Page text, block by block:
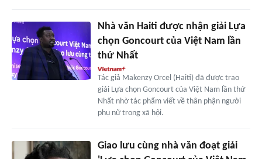
Nhà văn Haiti được nhận giải Lựa
chọn Goncourt của Việt Nam lần
thứ Nhất
Tác giả Makenzy Orcel (Haiti) đã được trao
giải Lựa chọn Goncourt của Việt Nam lần thứ
Nhất nhờ tác phẩm viết về thân phận người
phụ nữ trong xã hội.
Giao lưu cùng nhà văn đoạt giải